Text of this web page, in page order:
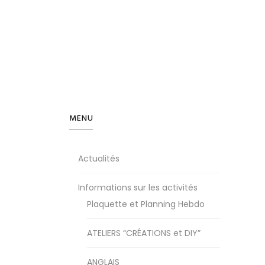
MENU
Actualités
Informations sur les activités
Plaquette et Planning Hebdo
ATELIERS “CRÉATIONS et DIY”
ANGLAIS